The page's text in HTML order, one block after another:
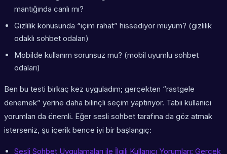
mantığında canlı mı?
Gizlilik konusunda “içim rahat” hissediyor muyum? (gizlilik
odaklı sohbet odaları)
Mobilde kullanım sorunsuz mu? (mobil uyumlu sohbet
odaları)
Ben bu testi birkaç kez uyguladım; gerçekten “rastgele
denemek” yerine daha bilinçli seçim yaptırıyor. Tabii kullanıcı
yorumları da önemli. Eğer sesli sohbet tarafına da göz atmak
isterseniz, şu içerik bence iyi bir başlangıç:
Sesli Sohbet Uygulamaları ile İlgili Kullanıcı Yorumları: Gerçek